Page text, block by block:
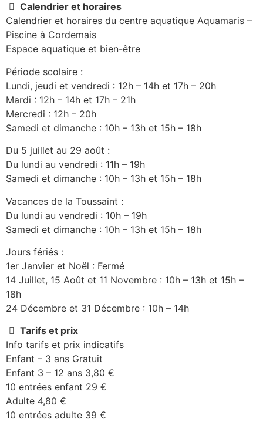
Calendrier et horaires
Calendrier et horaires du centre aquatique Aquamaris –
Piscine à Cordemais
Espace aquatique et bien-être
Période scolaire :
Lundi, jeudi et vendredi : 12h – 14h et 17h – 20h
Mardi : 12h – 14h et 17h – 21h
Mercredi : 12h – 20h
Samedi et dimanche : 10h – 13h et 15h – 18h
Du 5 juillet au 29 août :
Du lundi au vendredi : 11h – 19h
Samedi et dimanche : 10h – 13h et 15h – 18h
Vacances de la Toussaint :
Du lundi au vendredi : 10h – 19h
Samedi et dimanche : 10h – 13h et 15h – 18h
Jours fériés :
1er Janvier et Noël : Fermé
14 Juillet, 15 Août et 11 Novembre : 10h – 13h et 15h –
18h
24 Décembre et 31 Décembre : 10h – 14h
Tarifs et prix
Info tarifs et prix indicatifs
Enfant – 3 ans Gratuit
Enfant 3 – 12 ans 3,80 €
10 entrées enfant 29 €
Adulte 4,80 €
10 entrées adulte 39 €